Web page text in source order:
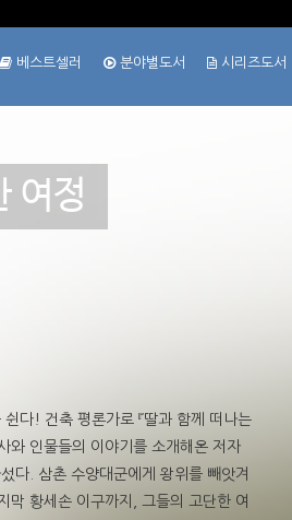
베스트셀러 분야별도서 시리즈도서
여정
다! 건축 평론가로 『딸과 함께 떠나는
와 인물들의 이야기를 소개해온 저자
다. 삼촌 수양대군에게 왕위를 빼앗겨
막 황세손 이구까지, 그들의 고단한 여